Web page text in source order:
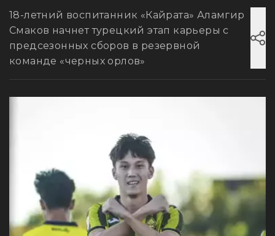
18-летний воспитанник «Кайрата» Аламгир
Смаков начнет турецкий этап карьеры с
предсезонных сборов в резервной
команде «черных орлов»